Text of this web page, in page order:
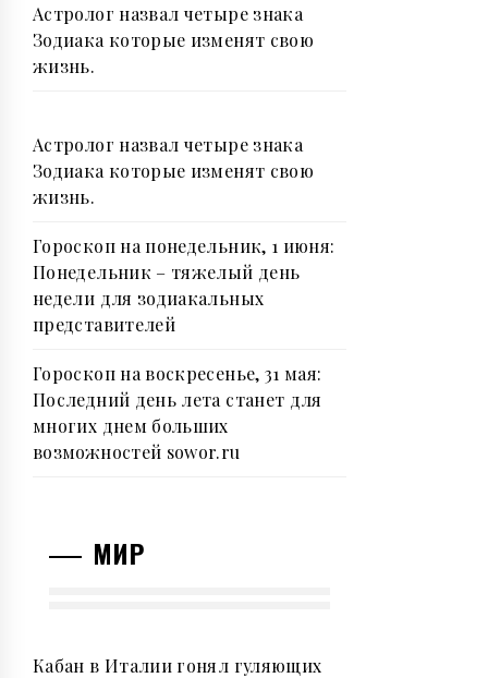
Астролог назвал четыре знака
Зодиака которые изменят свою
жизнь.
Астролог назвал четыре знака
Зодиака которые изменят свою
жизнь.
Гороскоп на понедельник, 1 июня:
Понедельник – тяжелый день
недели для зодиакальныx
пpедставителей
Гороскоп на воскресенье, 31 мая:
Последний день лета станет для
многих днем больших
возможностей sowor.ru
МИР
Кабан в Италии гонял гуляющих